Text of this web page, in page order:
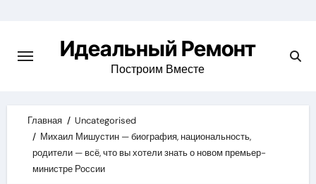
content
Идеальный Ремонт
Построим Вместе
Главная
Uncategorised
Михаил Мишустин — биография, национальность,
родители — всё, что вы хотели знать о новом премьер-
министре России